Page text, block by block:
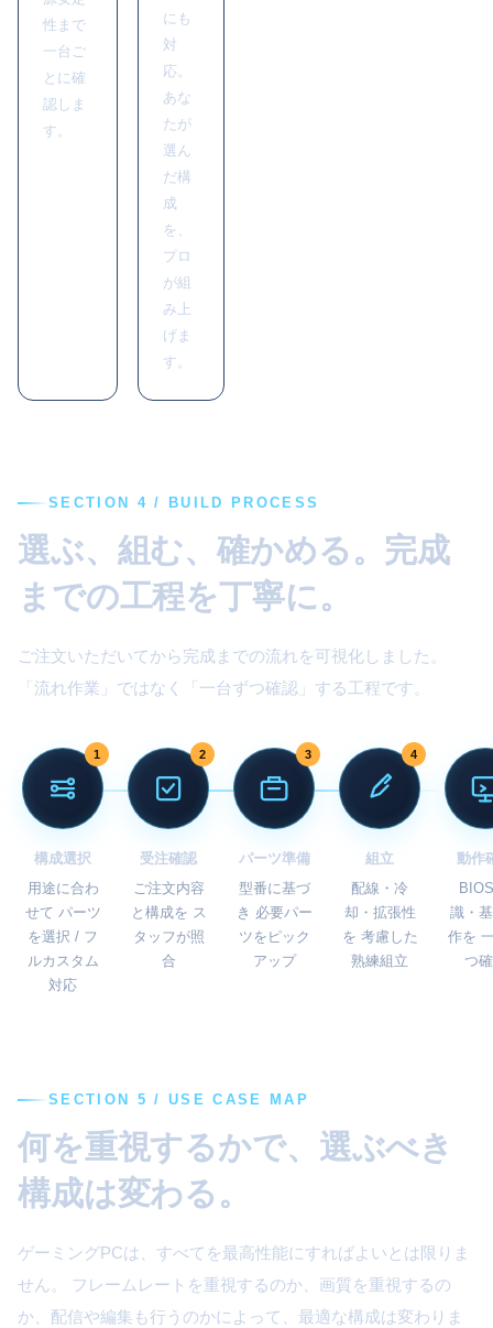
性まで
一台ご
とに確
認しま
す。
にも
対
応。
あな
たが
選ん
だ構
成
を、
プロ
が組
み上
げま
す。
SECTION 4 / BUILD PROCESS
選ぶ、組む、確かめる。完成
までの工程を丁寧に。
ご注文いただいてから完成までの流れを可視化しました。
「流れ作業」ではなく「一台ずつ確認」する工程です。
1
構成選択
用途に合わ
せて パーツ
を選択 / フ
ルカスタム
対応
2
受注確認
ご注文内容
と構成を ス
タッフが照
合
3
パーツ準備
型番に基づ
き 必要パー
ツをピック
アップ
4
組立
配線・冷
却・拡張性
を 考慮した
熟練組立
動作
識・
作を
つ
SECTION 5 / USE CASE MAP
何を重視するかで、選ぶべき
構成は変わる。
ゲーミングPCは、すべてを最高性能にすればよいとは限りま
せん。 フレームレートを重視するのか、画質を重視するの
か、配信や編集も行うのかによって、最適な構成は変わりま